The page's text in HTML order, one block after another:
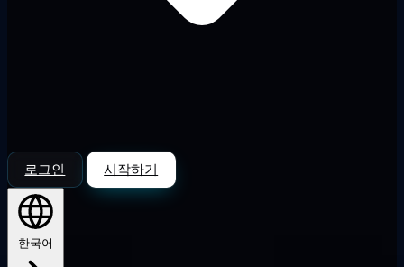
로그인 시작하기
한국어